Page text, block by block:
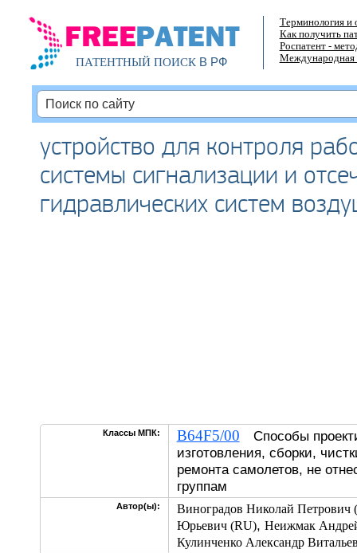
ПАТЕНТНЫЙ ПОИСКВ РФ
Терминология и
Как получить
Роспатент -
Международная
устройство для контроля
системы сигнализации и
гидравлических систем
Классы МПК: B64F5/00 Способы
изготовления, сборки,
ремонта самолетов, не
группам
Автор(ы):
Виноградов Николай Петрович
Юрьевич (RU), Неижмак
Кулинченко Александр